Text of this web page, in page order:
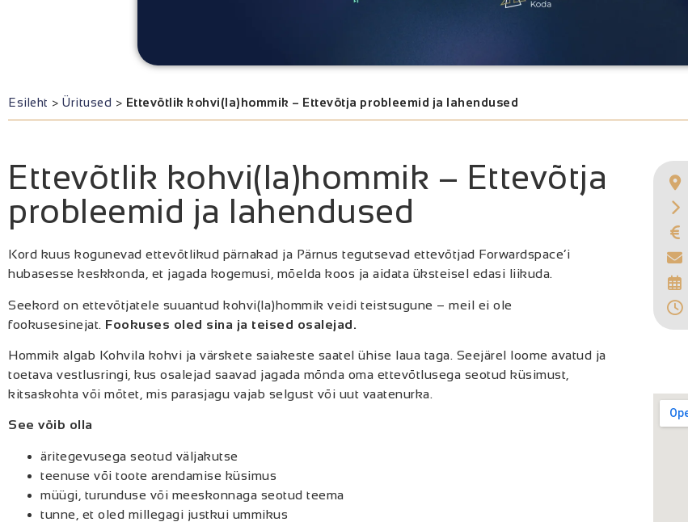
Esileht > Üritused > Ettevõtlik kohvi(la)hommik – Ettevõtja probleemid ja lahendused
Ettevõtlik kohvi(la)hommik – Ettevõtja
probleemid ja lahendused
Kord kuus kogunevad ettevõtlikud pärnakad ja Pärnus tegutsevad ettevõtjad Forwardspace’i
hubasesse keskkonda, et jagada kogemusi, mõelda koos ja aidata üksteisel edasi liikuda.
Seekord on ettevõtjatele suuantud kohvi(la)hommik veidi teistsugune – meil ei ole
fookusesinejat. Fookuses oled sina ja teised osalejad.
Hommik algab Kohvila kohvi ja värskete saiakeste saatel ühise laua taga. Seejärel loome avatud ja
toetava vestlusringi, kus osalejad saavad jagada mõnda oma ettevõtlusega seotud küsimust,
kitsaskohta või mõtet, mis parasjagu vajab selgust või uut vaatenurka.
See võib olla
äritegevusega seotud väljakutse
teenuse või toote arendamise küsimus
müügi, turunduse või meeskonnaga seotud teema
tunne, et oled millegagi justkui ummikus